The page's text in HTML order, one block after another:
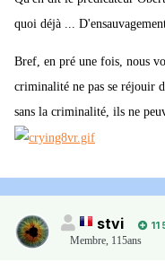
quoi déjà ...
Bref, en pré une fois, nous
criminalité ne pas se réjouir
sans la criminalité, ils ne
stvi
11
Membre, 115ans